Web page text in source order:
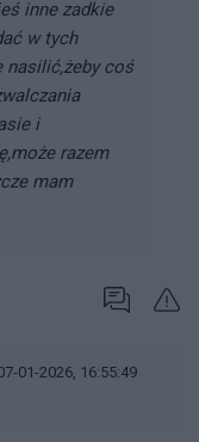
inne zadkie
w tych
nasilić,żeby coś
i
razem
mam
01-2026, 16:55:49